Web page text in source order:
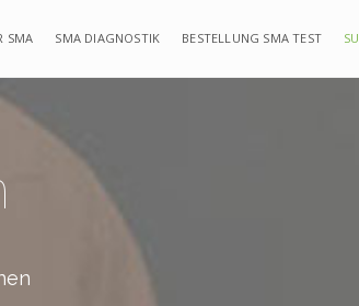
SMA SMA DIAGNOSTIK BESTELLUNG SMA TEST